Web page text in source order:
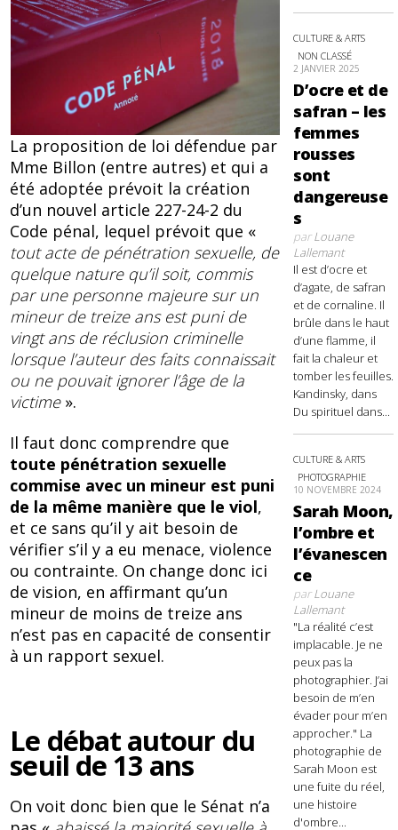
La proposition de loi défendue par
Mme Billon (entre autres) et qui a
été adoptée prévoit la création
d’un nouvel article 227-24-2 du
Code pénal, lequel prévoit que «
tout acte de pénétration sexuelle, de
quelque nature qu’il soit, commis
par une personne majeure sur un
mineur de treize ans est puni de
vingt ans de réclusion criminelle
lorsque l’auteur des faits connaissait
ou ne pouvait ignorer l’âge de la
victime ».
Il faut donc comprendre que
toute pénétration sexuelle
commise avec un mineur est puni
de la même manière que le viol,
et ce sans qu’il y ait besoin de
vérifier s’il y a eu menace, violence
ou contrainte. On change donc ici
de vision, en affirmant qu’un
mineur de moins de treize ans
n’est pas en capacité de consentir
à un rapport sexuel.
Le débat autour du
seuil de 13 ans
On voit donc bien que le Sénat n’a
CULTURE & ARTS
NON CLASSÉ
2 JANVIER 2025
D’ocre et de
safran – les
femmes
rousses
sont
dangereuse
s
parLouane
Lallemant
Il est d’ocre et
d’agate, de safran
et de cornaline. Il
brûle dans le haut
d’une flamme, il
fait la chaleur et
tomber les feuilles.
Kandinsky, dans
Du spirituel dans...
CULTURE & ARTS
PHOTOGRAPHIE
10 NOVEMBRE 2024
Sarah Moon,
l’ombre et
l’évanescen
ce
parLouane
Lallemant
"La réalité c’est
implacable. Je ne
peux pas la
photographier. J’ai
besoin de m’en
évader pour m’en
approcher." La
photographie de
Sarah Moon est
une fuite du réel,
une histoire
d'ombre...